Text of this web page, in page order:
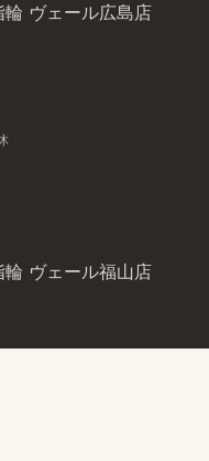
ヴェール​広島店
ヴェール福山店